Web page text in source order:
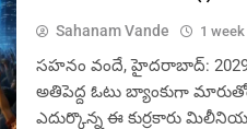
Sahanam Vande 1
సహనం వందే, హైదరాబాద్:
అతిపెద్ద ఓటు బ్యాంకుగా
ఎదుర్కొన్న ఈ కుర్రకారు